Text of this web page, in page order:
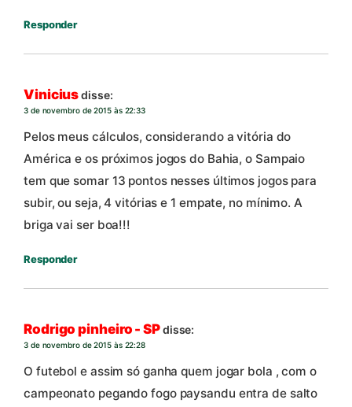
Responder
Viniciusdisse:
3 de novembro de 2015 às 22:33
Pelos meus cálculos, considerando a vitória do
América e os próximos jogos do Bahia, o Sampaio
tem que somar 13 pontos nesses últimos jogos para
subir, ou seja, 4 vitórias e 1 empate, no mínimo. A
briga vai ser boa!!!
Responder
Rodrigo pinheiro - SPdisse:
3 de novembro de 2015 às 22:28
O futebol e assim só ganha quem jogar bola , com o
campeonato pegando fogo paysandu entra de salto